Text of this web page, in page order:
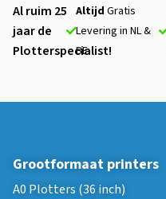
Al ruim 25
jaar de
Plotterspecialist!
Altijd Gratis
Levering in NL &
BE
Grootformaat printers
A0 Plotters (36 inch)